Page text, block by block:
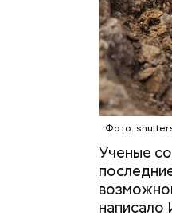
Фото:
Ученые
написало
Фото: